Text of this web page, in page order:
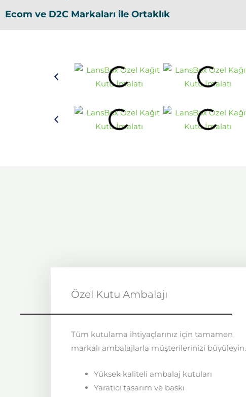
Ecom ve D2C Markaları ile Ortaklık
Özel Kutu Ambalajı
Tüm kutulama ihtiyaçlarınız için tamamen
markalı ambalajlarla müşterilerinizi büyüleyin.
Yüksek kaliteli ambalaj kutuları
Yaratıcı tasarım ve baskı